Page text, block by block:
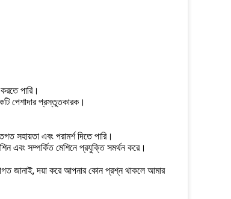
পারি।
পেশাদার প্রস্তুতকারক।
সহায়তা এবং পরামর্শ দিতে পারি।
এবং সম্পর্কিত মেশিনে প্রযুক্তি সমর্থন করে।
জানাই, দয়া করে আপনার কোন প্রশ্ন থাকলে আমার